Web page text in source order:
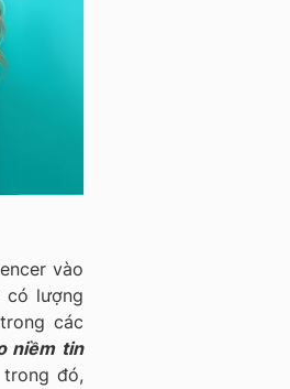
vào
có lượng
các
niềm tin
đó,